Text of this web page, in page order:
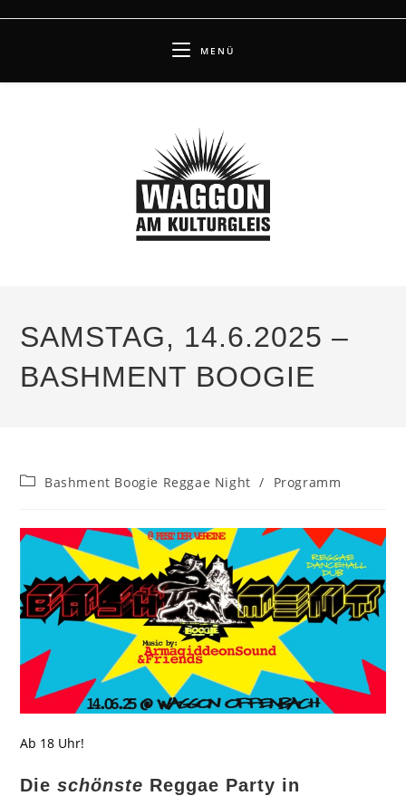
MENÜ
SAMSTAG, 14.6.2025 –
BASHMENT BOOGIE
Beitrags-
Bashment Boogie Reggae Night / Programm
Ab 18 Uhr!
Dieschönste Reggae Party in